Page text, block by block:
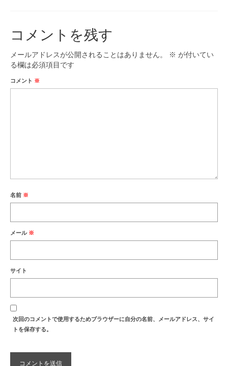
コメントを残す
メールアドレスが公開されることはありません。 ※ が付いてい
る欄は必須項目です
コメント ※
名前 ※
メール ※
サイト
次回のコメントで使用するためブラウザーに自分の名前、メールアドレス、サイ
トを保存する。